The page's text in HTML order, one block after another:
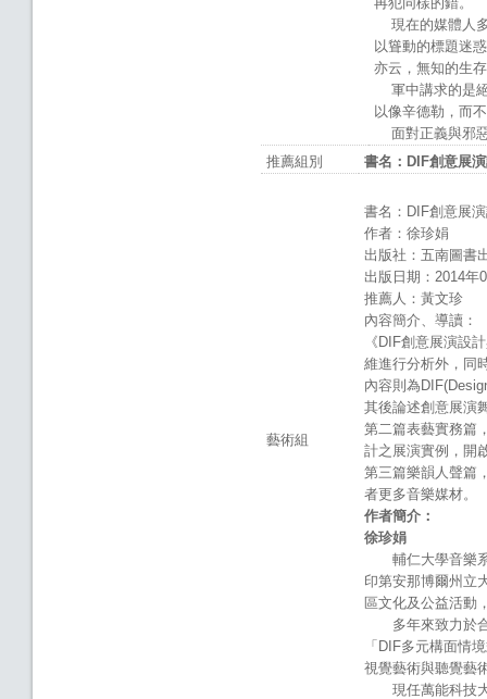
現在的媒體人
以聳動的標題迷
亦云，無知的生
軍中講求的是
以像辛德勒，而
面對正義與邪
推薦組別
書名： DIF創意展
藝術組
書名：DIF創意展
作者：徐珍娟
出版社：五南圖書
出版日期：2014年
推薦人：黃文珍
內容簡介、導讀：
《DIF創意展演設
維進行分析外，同
內容則為
其後論述創意展演
第二篇表藝實務篇
計之展演實例，開
第三篇樂韻人聲篇
者更多音樂媒材。
作者簡介：
徐珍娟
輔仁大學音樂系
印第安那博爾州立
區文化及公益活動
多年來致力於合
「DIF多元構面情
視覺藝術與聽覺藝
現任萬能科技大